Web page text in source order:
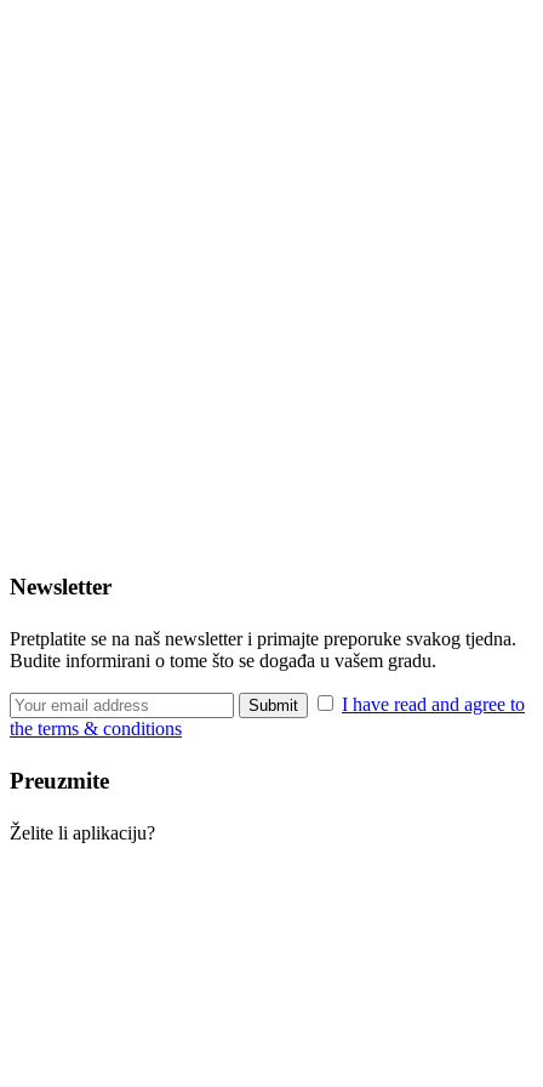
Newsletter
Pretplatite se na naš newsletter i primajte preporuke svakog tjedna.
Budite informirani o tome što se događa u vašem gradu.
I have read and agree to
the terms & conditions
Preuzmite
Želite li aplikaciju?